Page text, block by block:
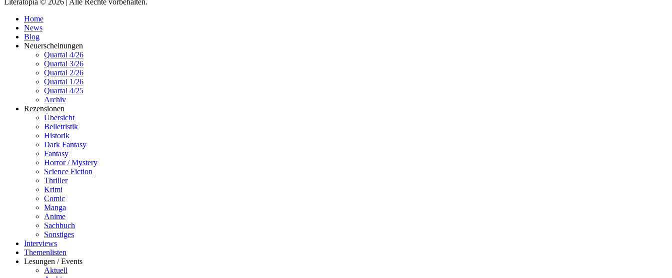
Home
News
Blog
Neuerscheinungen
Quartal 4/26
Quartal 3/26
Quartal 2/26
Quartal 1/26
Quartal 4/25
Archiv
Rezensionen
Übersicht
Belletristik
Historik
Dark Fantasy
Fantasy
Horror / Mystery
Science Fiction
Thriller
Krimi
Comic
Manga
Anime
Sachbuch
Sonstiges
Interviews
Themenlisten
Lesungen / Events
Aktuell